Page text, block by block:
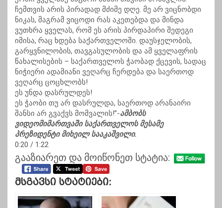
ჩემთვის არის პირადად მძიმე დღე. მე არ ვიცნობდი
ნიკას, მაგრამ ვიცოდი რას აკეთებდა და მინდა
ვუთხრა ყველას, რომ ეს არის პირდაპირი შედეგი
იმისა, რაც ხდება საქართველოში. დაუსჯელობის,
გარყვნილობის, თავგასულობის და ამ ყველაფრის
წახალისების – საქართველოს ჭაობად ქცევის, სადაც
ნიჭიერი ადამიანი ვეღარც ჩერდება და საერთოდ
ვეღარც ცოცხლობს!
ეს უნდა დასრულდეს!
ეს ჭაობი თუ არ დასრულდა, საერთოდ არანაირი
შანსი არ გვაქვს მომვალის!”-ამბობს
ვიდეომიმართვაში საქართველოს მესამე
პრეზიდენტი მიხეილ სააკაშვილი.
0:20 / 1:22
გააზიარეთ და მოიწონეთ სტატია:
Მსგავსი Სტატიები: